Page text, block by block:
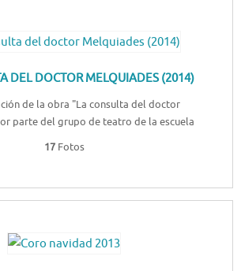
DEL DOCTOR MELQUIADES (2014)
de la obra "La consulta del doctor
parte del grupo de teatro de la escuela
17Fotos